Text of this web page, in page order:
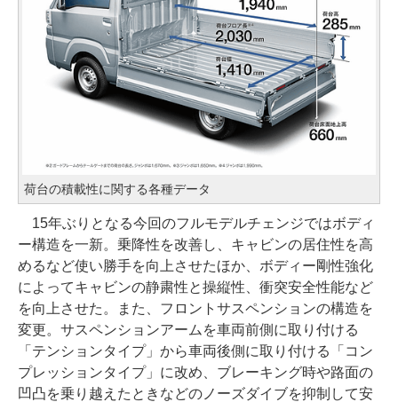
荷台の積載性に関する各種データ
15年ぶりとなる今回のフルモデルチェンジではボディ
ー構造を一新。乗降性を改善し、キャビンの居住性を高
めるなど使い勝手を向上させたほか、ボディー剛性強化
によってキャビンの静粛性と操縦性、衝突安全性能など
を向上させた。また、フロントサスペンションの構造を
変更。サスペンションアームを車両前側に取り付ける
「テンションタイプ」から車両後側に取り付ける「コン
プレッションタイプ」に改め、ブレーキング時や路面の
凹凸を乗り越えたときなどのノーズダイブを抑制して安